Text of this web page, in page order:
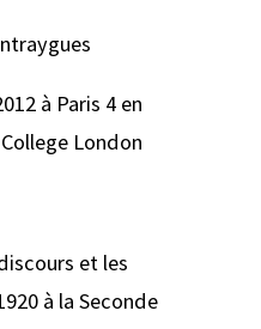
à Paris 4 en
London
et les
à la Seconde